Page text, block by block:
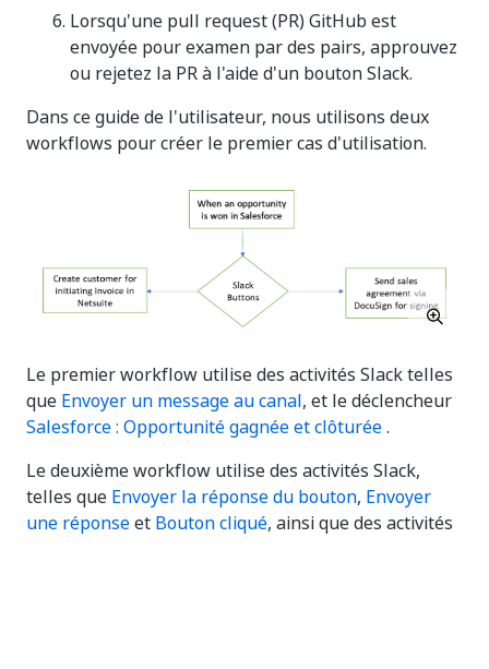
Lorsqu'une pull request (PR) GitHub est
envoyée pour examen par des pairs, approuvez
ou rejetez la PR à l'aide d'un bouton Slack.
Dans ce guide de l'utilisateur, nous utilisons deux
workflows pour créer le premier cas d'utilisation.
Le premier workflow utilise des activités Slack telles
que Envoyer un message au canal, et le déclencheur
Salesforce : Opportunité gagnée et clôturée.
Le deuxième workflow utilise des activités Slack,
telles que Envoyer la réponse du bouton, Envoyer
une réponseet Bouton cliqué, ainsi que des activités